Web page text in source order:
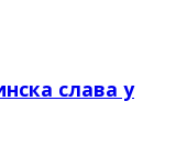
слава у